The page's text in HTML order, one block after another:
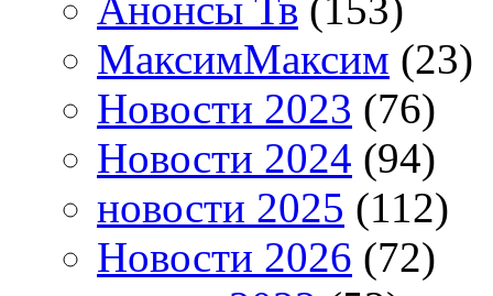
МаксимМаксим (23)
Новости 2023 (76)
Новости 2024 (94)
новости 2025 (112)
Новости 2026 (72)